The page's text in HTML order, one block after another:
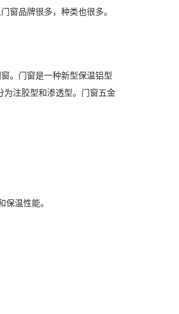
窗品牌很多，种类也很多。
。门窗是一种新型保温铝型
为注胶型和渗透型。门窗五金
温性能。